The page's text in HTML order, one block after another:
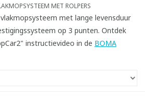
MET ROLPERS
met lange levensduur
op 3 punten. Ontdek
instructievideo in de BOMA